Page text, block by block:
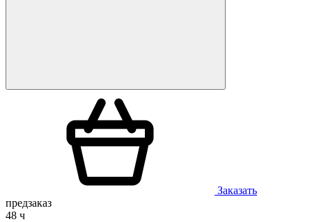
Заказать
предзаказ
48 ч